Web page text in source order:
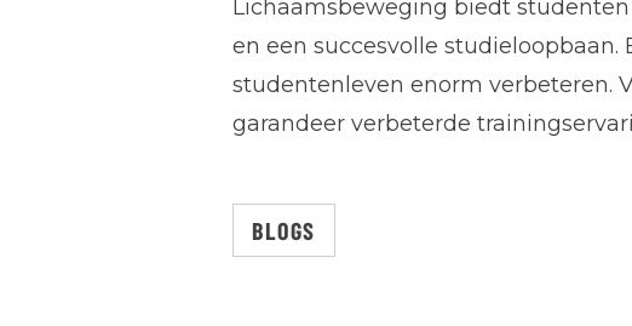
Lichaamsbeweging biedt
en een succesvolle
studentenleven enorm verbeteren.
garandeer verbeterde
BLOGS